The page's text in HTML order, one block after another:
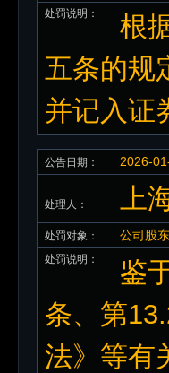
处罚说明：
根
五条的规
并记入证
公告日期： 2026-
处理人： 上
处罚对象： 公司股
处罚说明：
鉴
条、第
法》等有